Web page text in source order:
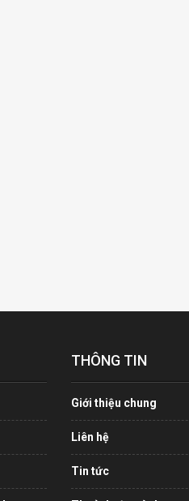
THÔNG TIN
Giới thiệu chung
Liên hệ
Tin tức